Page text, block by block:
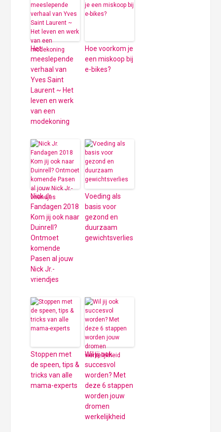
Het
meeslepende
verhaal van
Yves Saint
Laurent ~ Het
leven en werk
van een
modekoning
Hoe voorkom je
een miskoop bij
e-bikes?
Nick Jr.
Fandagen 2018
Kom jij ook naar
Duinrell?
Ontmoet
komende
Pasen al jouw
Nick Jr.-
vriendjes
Voeding als
basis voor
gezond en
duurzaam
gewichtsverlies
Stoppen met
de speen, tips &
tricks van alle
mama-experts
Wil jij ook
succesvol
worden? Met
deze 6 stappen
worden jouw
dromen
werkelijkheid